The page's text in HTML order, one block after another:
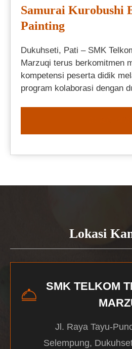
Samurai Kurobushi
Painting
Dukuhseti, Pati – SMK
Marzuqi terus berkomitmen
kompetensi peserta didik
program kolaborasi dengan
Lokasi
SMK TELKOM
Jl. Raya Tayu-
Selempung,